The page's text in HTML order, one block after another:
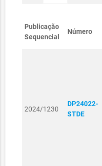
Publicação
Sequencial
Número
2024/1230
DP24022-
STDE